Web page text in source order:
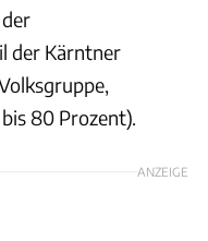
der Kärntner
80 Prozent).
ANZEIGE